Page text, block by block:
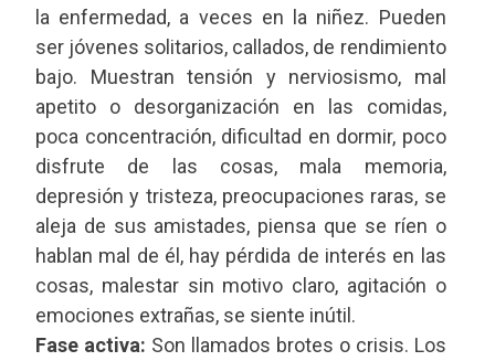
la enfermedad, a veces en la niñez. Pueden
ser jóvenes solitarios, callados, de rendimiento
bajo. Muestran tensión y nerviosismo, mal
apetito o desorganización en las comidas,
poca concentración, dificultad en dormir, poco
disfrute de las cosas, mala memoria,
depresión y tristeza, preocupaciones raras, se
aleja de sus amistades, piensa que se ríen o
hablan mal de él, hay pérdida de interés en las
cosas, malestar sin motivo claro, agitación o
emociones extrañas, se siente inútil.
Fase activa: Son llamados brotes o crisis. Los